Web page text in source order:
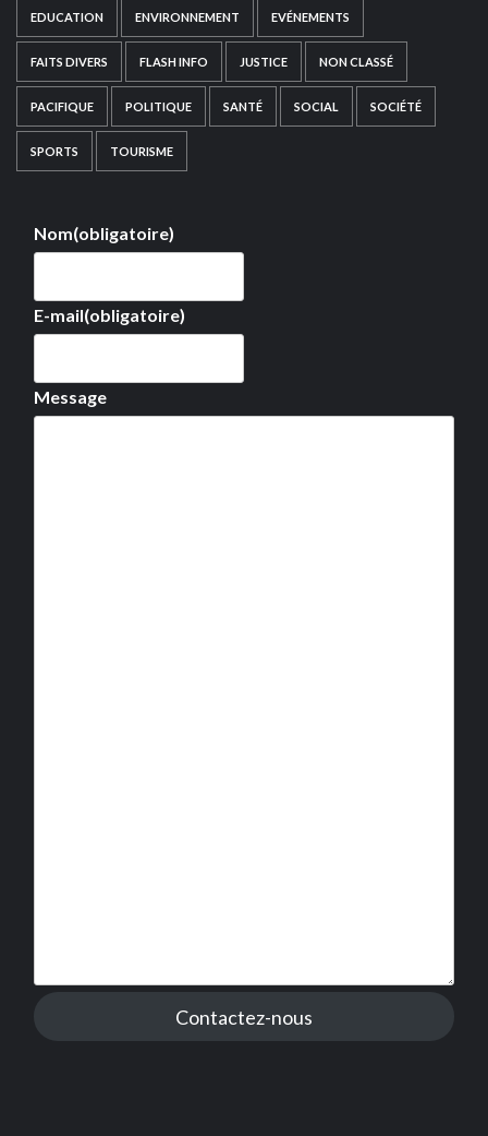
EDUCATION ENVIRONNEMENT EVÉNEMENTS
FAITS DIVERS FLASH INFO JUSTICE NON CLASSÉ
PACIFIQUE POLITIQUE SANTÉ SOCIAL SOCIÉTÉ
SPORTS TOURISME
Nom(obligatoire)
E-mail(obligatoire)
Message
Contactez-nous